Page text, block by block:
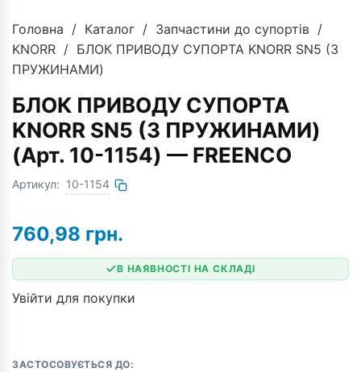
Головна / Каталог / Запчастини до супортів /
KNORR / БЛОК ПРИВОДУ СУПОРТА KNORR SN5 (З
ПРУЖИНАМИ)
БЛОК ПРИВОДУ СУПОРТА
KNORR SN5 (З ПРУЖИНАМИ)
(Арт. 10-1154) — FREENCO
Артикул: 10-1154
ЗАСТОСОВУЄТЬСЯ ДО:
760,98 грн.
В НАЯВНОСТІ НА СКЛАДІ
Увійти для покупки